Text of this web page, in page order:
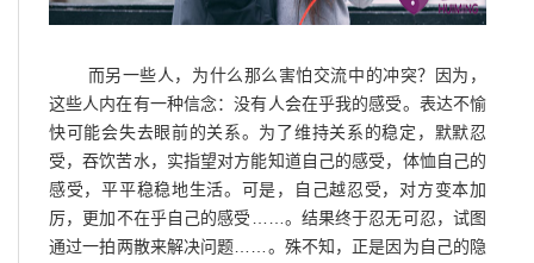
而另一些人，为什么那么害怕交流中的冲突？因为，
这些人内在有一种信念：没有人会在乎我的感受。表达不愉
快可能会失去眼前的关系。为了维持关系的稳定，默默忍
受，吞饮苦水，实指望对方能知道自己的感受，体恤自己的
感受，平平稳稳地生活。可是，自己越忍受，对方变本加
厉，更加不在乎自己的感受……。结果终于忍无可忍，试图
通过一拍两散来解决问题……。殊不知，正是因为自己的隐